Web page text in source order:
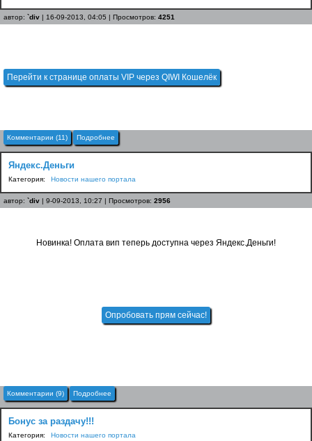
автор: `div | 16-09-2013, 04:05 | Просмотров: 4251
Перейти к странице оплаты VIP через QIWI Кошелёк
Комментарии (11) Подробнее
Яндекс.Деньги
Категория: Новости нашего портала
автор: `div | 9-09-2013, 10:27 | Просмотров: 2956
Новинка! Оплата вип теперь доступна через Яндекс.Деньги!
Опробовать прям сейчас!
Комментарии (9) Подробнее
Бонус за раздачу!!!
Категория: Новости нашего портала